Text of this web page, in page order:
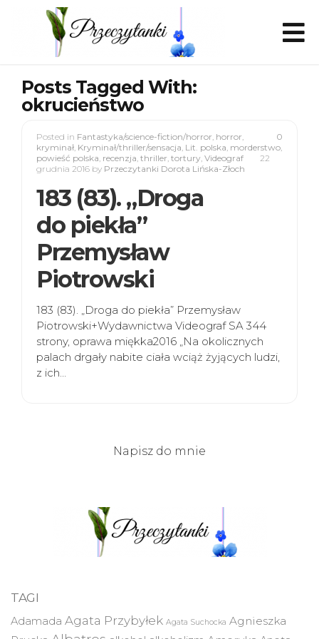
Posts Tagged With:
okrucieństwo
0
Posted in Fantastyka/science-fiction/horror, horror,
kryminał, Kryminał/thriller/sensacja, Lit. polska, morderstwo,
powieść polska, recenzja, thriller, tortury, Videograf
22
grudnia 2016 by Przeczytanki Dorota Lińska-Złoch
183 (83). „Droga
do piekła”
Przemysław
Piotrowski
183 (83). „Droga do piekła” Przemysław
Piotrowski+Wydawnictwa Videograf SA 344
strony, oprawa miękka2016 „Na okolicznych
palach drgały nabite ciała wciąż żyjących ludzi,
z ich…
Napisz do mnie
TAGI
Adamada Agata Przybyłek Agata Suchocka Agnieszka